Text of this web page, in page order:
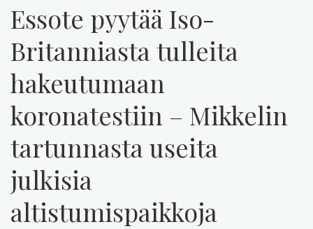
Essote pyytää Iso-
Britanniasta tulleita
hakeutumaan
koronatestiin – Mikkelin
tartunnasta useita
julkisia
altistumispaikkoja